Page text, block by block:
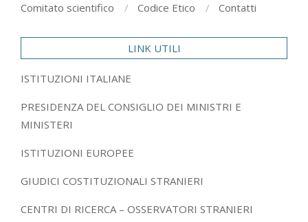
Comitato scientifico
Codice Etico Contatti
LINK UTILI
ISTITUZIONI ITALIANE
PRESIDENZA DEL CONSIGLIO DEI MINISTRI E
MINISTERI
ISTITUZIONI EUROPEE
GIUDICI COSTITUZIONALI STRANIERI
CENTRI DI RICERCA – OSSERVATORI STRANIERI